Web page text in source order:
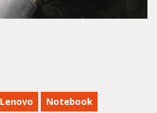
Lenovo Notebook